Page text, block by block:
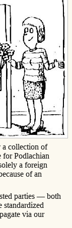
a collection of
for Podlachian
a foreign
of an
parties — both
via our